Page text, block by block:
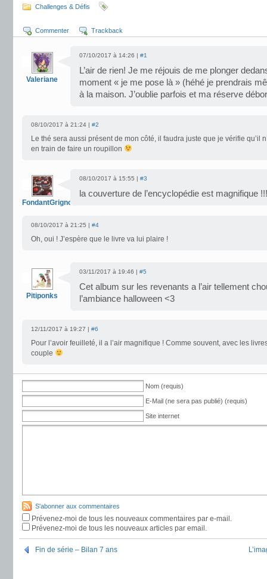
Challenges & Défis
Commenter Trackback
Valeriane
07/10/2017 à 14:26 | #1
L’air de rien! Je me réjouis de me plonger
moment « je me pose là » (héhé je prendrais
à la maison. J’oublie parfois et ma réserve
08/10/2017 à 21:24 | #2
Le thé sera aussi présent de mon côté, il faudra juste que je vérifie qu’il
en train de faire un roupillon
FondantGrignote
08/10/2017 à 15:55 | #3
la couverture de l’encyclopédie est magnifique
08/10/2017 à 21:25 | #4
Oh, oui ! J’espère que le livre va lui plaire !
Pitiponks
03/11/2017 à 19:46 | #5
Cet album sur les revenants a l’air tellement
l’ambiance halloween <3
12/11/2017 à 19:27 | #6
Pour l’avoir feuilleté, il a l’air magnifique ! Comme souvent, avec les
couple
Nom (requis)
E-Mail (ne sera pas publié) (requis)
Site internet
S'abonner aux commentaires
Prévenez-moi de tous les nouveaux commentaires par e-mail.
Prévenez-moi de tous les nouveaux articles par email.
Fin de série – Bilan 7 ans